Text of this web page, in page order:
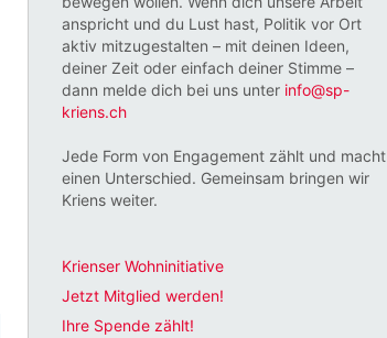
anspricht und du Lust hast, Politik vor Ort
aktiv mitzugestalten – mit deinen Ideen,
deiner Zeit oder einfach deiner Stimme –
dann melde dich bei uns unter info@sp-
kriens.ch
Jede Form von Engagement zählt und macht
einen Unterschied. Gemeinsam bringen wir
Kriens weiter.
Krienser Wohninitiative
Jetzt Mitglied werden!
Ihre Spende zählt!